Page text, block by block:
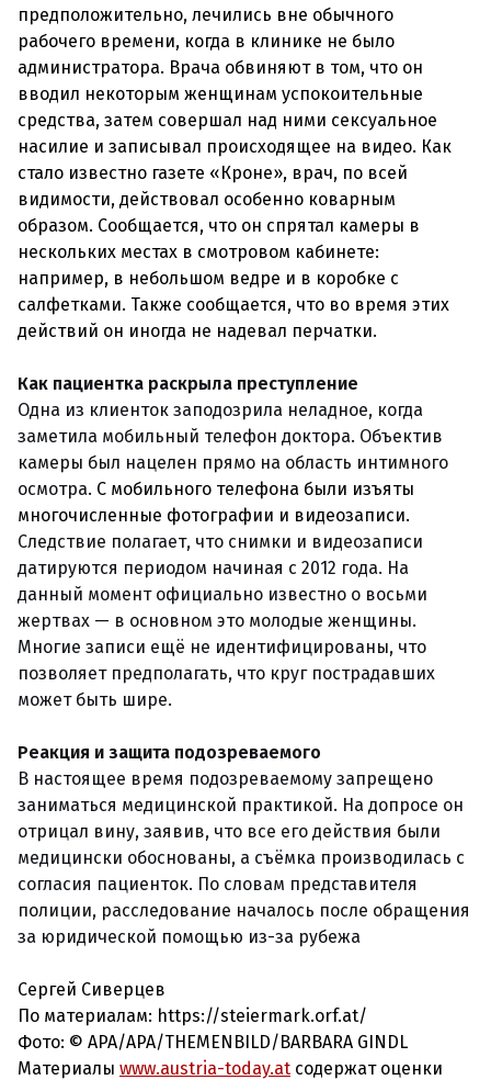
предположительно, лечились вне обычного
рабочего времени, когда в клинике не было
администратора. Врача обвиняют в том, что он
вводил некоторым женщинам успокоительные
средства, затем совершал над ними сексуальное
насилие и записывал происходящее на видео. Как
стало известно газете «Кроне», врач, по всей
видимости, действовал особенно коварным
образом. Сообщается, что он спрятал камеры в
нескольких местах в смотровом кабинете:
например, в небольшом ведре и в коробке с
салфетками. Также сообщается, что во время этих
действий он иногда не надевал перчатки.
Как пациентка раскрыла преступление
Одна из клиенток заподозрила неладное, когда
заметила мобильный телефон доктора. Объектив
камеры был нацелен прямо на область интимного
осмотра. C мобильного телефона были изъяты
многочисленные фотографии и видеозаписи.
Следствие полагает, что снимки и видеозаписи
датируются периодом начиная с 2012 года. На
данный момент официально известно о восьми
жертвах — в основном это молодые женщины.
Многие записи ещё не идентифицированы, что
позволяет предполагать, что круг пострадавших
может быть шире.
Реакция и защита подозреваемого
В настоящее время подозреваемому запрещено
заниматься медицинской практикой. На допросе он
отрицал вину, заявив, что все его действия были
медицински обоснованы, а съёмка производилась с
согласия пациенток. По словам представителя
полиции, расследование началось после обращения
за юридической помощью из-за рубежа
Сергей Сиверцев
По материалам: https://steiermark.orf.at/
Фото: © APA/APA/THEMENBILD/BARBARA GINDL
Материалы www.austria-today.at содержат оценки